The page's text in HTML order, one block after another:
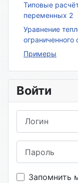
Типовые
переменных 2
Уравнение
ограниченного
Примеры
Войти
Запомнить